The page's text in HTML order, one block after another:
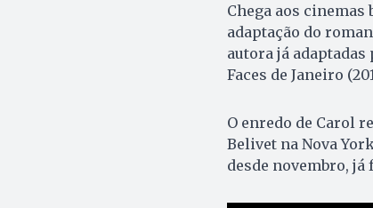
Chega aos
adaptação do
autora já adaptadas
Faces de Janeiro
O enredo de Carol
Belivet na Nova
desde novembro, já